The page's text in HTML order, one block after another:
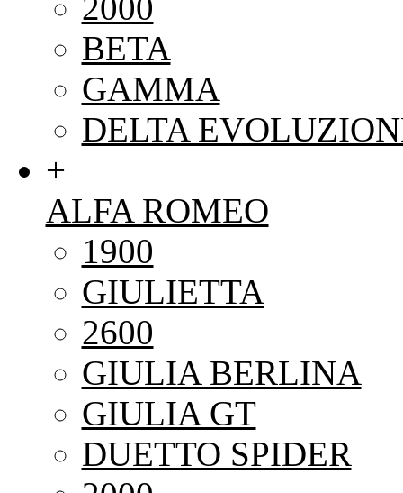
2000
BETA
GAMMA
DELTA
+
ALFA ROMEO
1900
GIULIETTA
2600
GIULIA BERLINA
GIULIA GT
DUETTO SPIDER